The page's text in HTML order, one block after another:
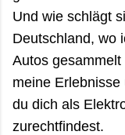
Und wie schlägt
Deutschland, wo
Autos
meine
du dich als
zurechtfindest.